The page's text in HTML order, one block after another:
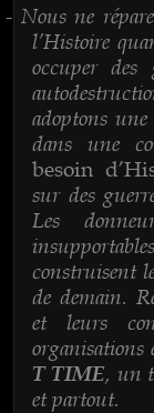
- Nous ne
l’Histoire
occuper des
adoptons
dans une
besoin
sur des
Les
construisent
de demain.
et leurs
organisations
T TIME, un
et partout.